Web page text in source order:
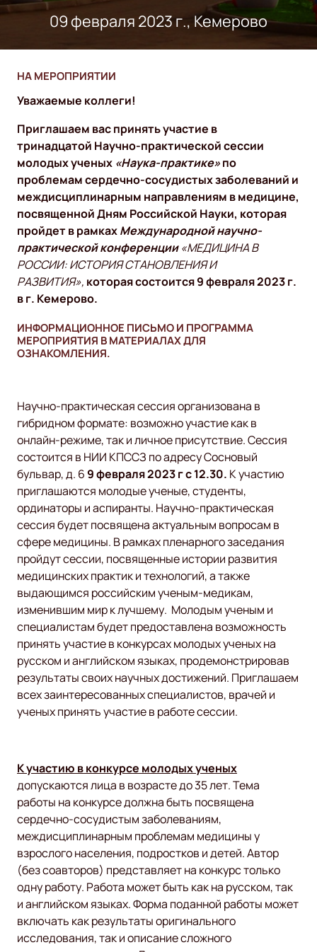
09 февраля 2023 г., Кемерово
НА МЕРОПРИЯТИИ
Уважаемые коллеги!
Приглашаем вас принять участие в
тринадцатой Научно-практической сессии
молодых ученых «Наука-практике»по
проблемам сердечно-сосудистых заболеваний и
междисциплинарным направлениям в медицине,
посвященнойДням Российской Науки, которая
пройдет в рамкахМеждународной научно-
практической конференции«МЕДИЦИНА В
РОССИИ:ИСТОРИЯ СТАНОВЛЕНИЯ И
РАЗВИТИЯ», которая состоится 9 февраля 2023 г.
в г. Кемерово.
ИНФОРМАЦИОННОЕ ПИСЬМО И ПРОГРАММА
МЕРОПРИЯТИЯ В МАТЕРИАЛАХ ДЛЯ
ОЗНАКОМЛЕНИЯ.
Научно-практическая сессия организована в
гибридном формате: возможно участие как в
онлайн-режиме, так и личное присутствие. Сессия
состоится в НИИ КПССЗ по адресу Сосновый
бульвар, д. 69 февраля 2023 г с 12.30. К участию
приглашаются молодые ученые, студенты,
ординаторы и аспиранты. Научно-практическая
сессия будет посвящена актуальным вопросам в
сфере медицины. В рамках пленарного заседания
пройдут сессии, посвященные истории развития
медицинских практик и технологий, а также
выдающимся российским ученым-медикам,
изменившим мир к лучшему. Молодым ученым и
специалистам будет предоставлена возможность
принять участие в конкурсах молодых ученых на
русском и английском языках, продемонстрировав
результаты своих научных достижений. Приглашаем
всех заинтересованных специалистов, врачей и
ученых принять участие в работе сессии.
К участию в конкурсе молодых ученых
допускаются лица в возрасте до 35 лет. Тема
работы на конкурсе должна быть посвящена
сердечно-сосудистым заболеваниям,
междисциплинарным проблемам медицины у
взрослого населения, подростков и детей. Автор
(без соавторов) представляет на конкурс только
одну работу. Работа может быть как на русском, так
и английском языках. Форма поданной работы может
включать как результаты оригинального
исследования, так и описание сложного